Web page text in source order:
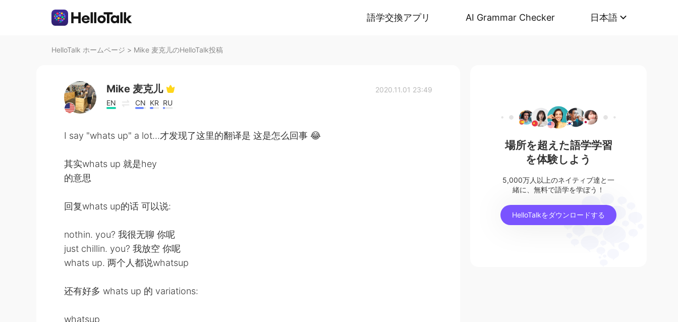
語学交換アプリ AI Grammar Checker 日本語
HelloTalk ホームページ > Mike 麦克儿のHelloTalk投稿
Mike 麦克儿
EN CN KR RU
2020.11.01 23:49
I say "whats up" a lot...才发现了这里的翻译是 这是怎么回事 😂
其实whats up 就是hey
的意思
回复whats up的话 可以说:
nothin. you? 我很无聊 你呢
just chillin. you? 我放空 你呢
whats up. 两个人都说whatsup
还有好多 whats up 的 variations:
whatsup
場所を超えた語学学習
を体験しよう
5,000万人以上のネイティブ達と一
緒に、無料で語学を学ぼう！
HelloTalkをダウンロードする